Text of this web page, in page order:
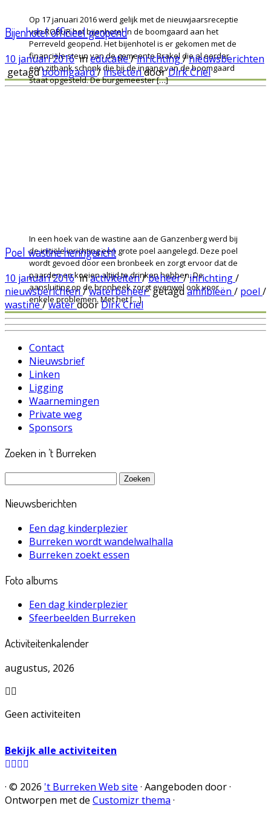
Op 17 januari 2016 werd gelijk met de nieuwjaarsreceptie
van ROBUR het bijenhotel in de boomgaard aan het
Perreveld geopend. Het bijenhotel is er gekomen met de
financiële steun van de gemeente Brakel die al eerder
een zitbank schonk die bij de ingang van de boomgaard
staat opgesteld. De burgemeester […]
Bijenhotel officieel geopend
10 januari 2016ineducatie/inrichting/nieuwsberichten
getagdboomgaard/insectendoorDirk Criel
In een hoek van de wastine aan de Ganzenberg werd bij
de initiële inrichting een grote poel aangelegd. Deze poel
wordt gevoed door een bronbeek en zorgt ervoor dat de
paarden en koeien altijd te drinken hebben. De
aansluiting op de bronbeek zorgt evenwel ook voor
enkele problemen. Met het […]
Poel wastine heringericht
10 januari 2016inactiviteiten/beheer/inrichting/
nieuwsberichten/waterbeheergetagdamfibieën / poel /
wastine/waterdoorDirk Criel
Contact
Nieuwsbrief
Linken
Ligging
Waarnemingen
Private weg
Sponsors
Zoeken in ’t Burreken
Zoeken
Nieuwsberichten
Een dag kinderplezier
Burreken wordt wandelwalhalla
Burreken zoekt essen
Foto albums
Een dag kinderplezier
Sfeerbeelden Burreken
Activiteitenkalender
augustus, 2026
Geen activiteiten
Bekijk alle activiteiten
· © 2026 't Burreken Web site · Aangeboden door·
Ontworpen met de Customizr thema ·